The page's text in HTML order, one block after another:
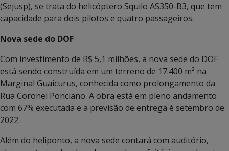
(Sejusp), se trata do helicóptero Squilo AS350-B3, que tem
capacidade para dois pilotos e quatro passageiros.
Nova sede do DOF
Com investimento de R$ 5,1 milhões, a nova sede do DOF
está sendo construída em um terreno de 17.400 m² na
Marginal Guaicurus, conhecida como prolongamento da
Rua Coronel Ponciano. A obra está em pleno andamento
com 67% executada e a previsão de entrega é setembro de
2022.
Além do heliponto, a nova sede contará com auditório,